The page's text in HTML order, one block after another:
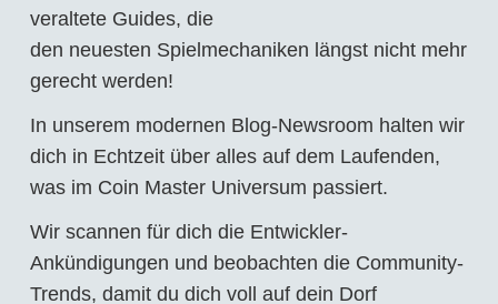
veraltete Guides, die
den neuesten Spielmechaniken längst nicht mehr
gerecht werden!
In unserem modernen Blog-Newsroom halten wir
dich in Echtzeit über alles auf dem Laufenden,
was im Coin Master Universum passiert.
Wir scannen für dich die Entwickler-
Ankündigungen und beobachten die Community-
Trends, damit du dich voll auf dein Dorf